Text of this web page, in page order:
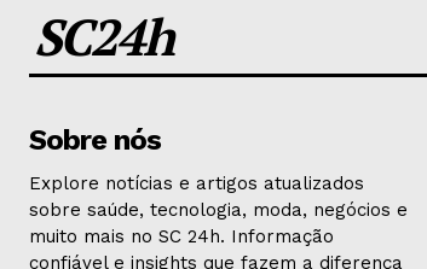
SC24h
Sobre nós
Explore notícias e artigos atualizados
sobre saúde, tecnologia, moda, negócios e
muito mais no SC 24h. Informação
confiável e insights que fazem a diferença